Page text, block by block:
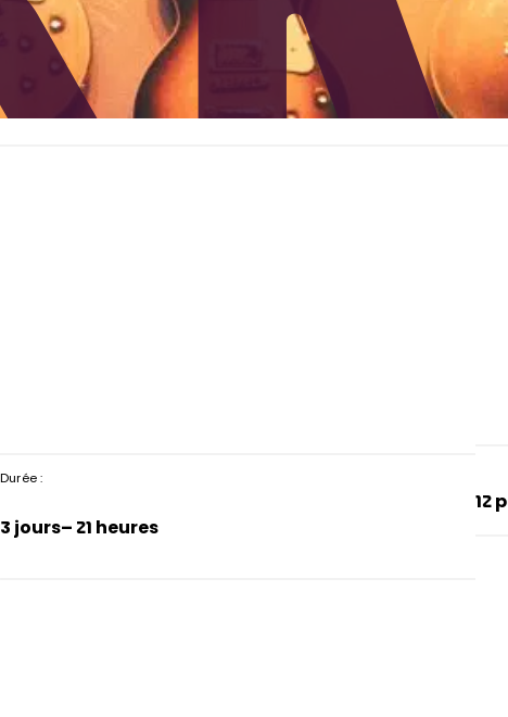
Durée :
3 jours– 21 heures
12